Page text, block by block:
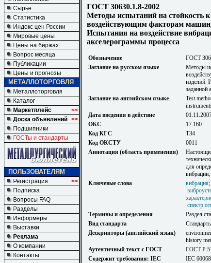
Сырье
Статистика
Индекс цен России
Мировые цены
Цены на биржах
Вопрос месяца
Публикации
Цены и прогнозы
МЕТАЛЛОТОРГОВЛЯ
Металлоторговля
Каталог
Маркетплейс
<<
Доска объявлений <<
Подшипники
ГОСТы и стандарты
ПОЛЬЗОВАТЕЛЯМ
Регистрация
<<
Подписка
Вопросы FAQ
Разделы
Информеры
Выставки
Реклама
О компании
Контакты
ГОСТ 30630.1.8-2002
Методы испытаний на стойкость
воздействующим факторам машин,
Испытания на воздействие
акселерограммы процесса
Обозначение
ГОСТ
Заглавие на русском языке
Методы
изделий.
заданной
Заглавие на английском языке
Test
Дата введения в действие
ОКС
17.160
Код КГС
Т34
Код ОКСТУ
0011
Аннотация (область применения)
для
Ключевые слова
вибрация;
спектр
Термины и определения
Раздел
Вид стандарта
Дескрипторы (английский язык)
history
Аутентичный текст с ГОСТ
ГОСТ Р
Содержит требования: IEC
IEC